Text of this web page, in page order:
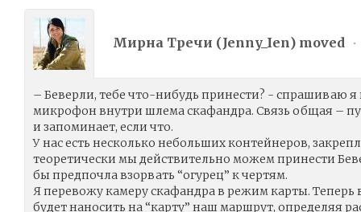
Мирна Тречи (Jenny_Ien) moved •
– Беверли, тебе что-нибудь принести? - спрашиваю
микрофон внутри шлема скафандра. Связь общая –
и запоминает, если что.
У нас есть несколько небольших контейнеров,
теоретически мы действительно можем принести
бы предпочла взорвать “огурец” к чертям.
Я перевожу камеру скафандра в режим карты. Теперь
будет наносить на “карту” наш маршрут, определяя